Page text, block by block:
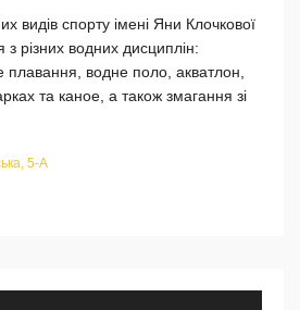
видів спорту імені Яни Клочкової
різних водних дисциплін:
водне поло, акватлон,
та каное, а також змагання зі
5-А